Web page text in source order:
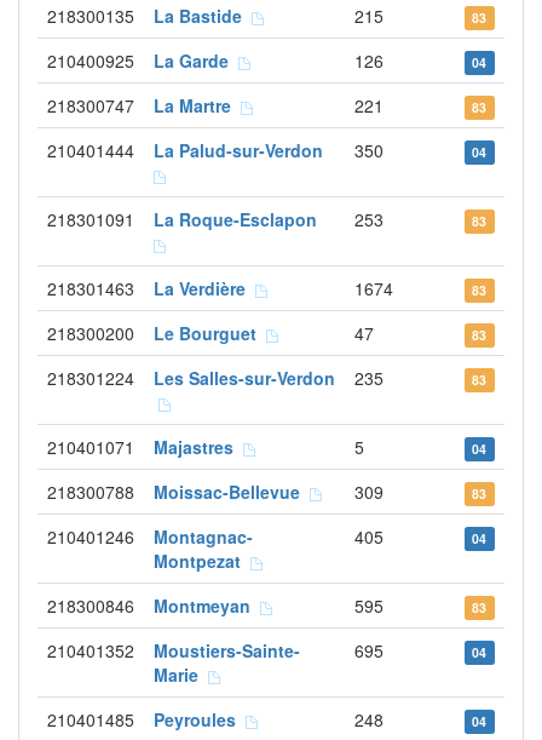
218300135 La Bastide 215 83
210400925 La Garde 126 04
218300747 La Martre 221 83
210401444 La Palud-sur-Verdon 350 04
218301091 La Roque-Esclapon 253 83
218301463 La Verdière 1674 83
218300200 Le Bourguet 47 83
218301224 Les Salles-sur-Verdon 235 83
210401071 Majastres 5 04
218300788 Moissac-Bellevue 309 83
210401246
Montagnac-
Montpezat
405 04
218300846 Montmeyan 595 83
210401352
Moustiers-Sainte-
Marie
695 04
210401485 Peyroules 248 04